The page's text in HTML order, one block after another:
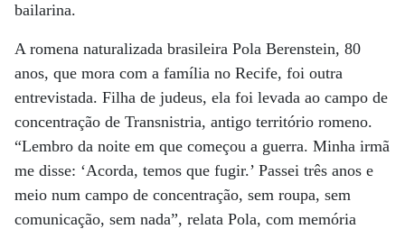
bailarina.
A romena naturalizada brasileira Pola Berenstein, 80
anos, que mora com a família no Recife, foi outra
entrevistada. Filha de judeus, ela foi levada ao campo de
concentração de Transnistria, antigo território romeno.
“Lembro da noite em que começou a guerra. Minha irmã
me disse: ‘Acorda, temos que fugir.’ Passei três anos e
meio num campo de concentração, sem roupa, sem
comunicação, sem nada”, relata Pola, com memória